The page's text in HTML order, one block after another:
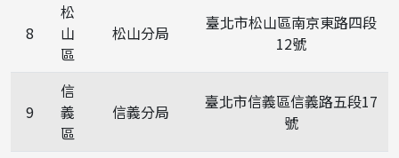
8
松
山
區
松山分局
臺北市松山區南京東路四段
12號
9
信
義
區
信義分局
臺北市信義區信義路五段17
號